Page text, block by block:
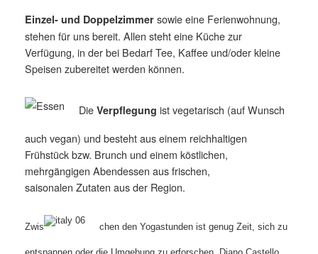
Einzel- und Doppelzimmer sowie eine Ferienwohnung,
stehen für uns bereit. Allen steht eine Küche zur
Verfügung, in der bei Bedarf Tee, Kaffee und/oder kleine
Speisen zubereitet werden können.
Die Verpflegung ist vegetarisch (auf Wunsch
auch vegan) und besteht aus einem reichhaltigen
Frühstück bzw. Brunch und einem köstlichen,
mehrgängigen Abendessen aus frischen,
saisonalen Zutaten aus der Region.
Zwis chen den Yogastunden ist genug Zeit, sich zu